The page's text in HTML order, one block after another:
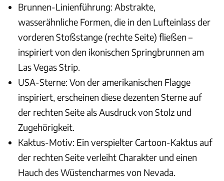
Brunnen-Linienführung: Abstrakte,
wasserähnliche Formen, die in den Lufteinlass der
vorderen Stoßstange (rechte Seite) fließen –
inspiriert von den ikonischen Springbrunnen am
Las Vegas Strip.
USA-Sterne: Von der amerikanischen Flagge
inspiriert, erscheinen diese dezenten Sterne auf
der rechten Seite als Ausdruck von Stolz und
Zugehörigkeit.
Kaktus-Motiv: Ein verspielter Cartoon-Kaktus auf
der rechten Seite verleiht Charakter und einen
Hauch des Wüstencharmes von Nevada.